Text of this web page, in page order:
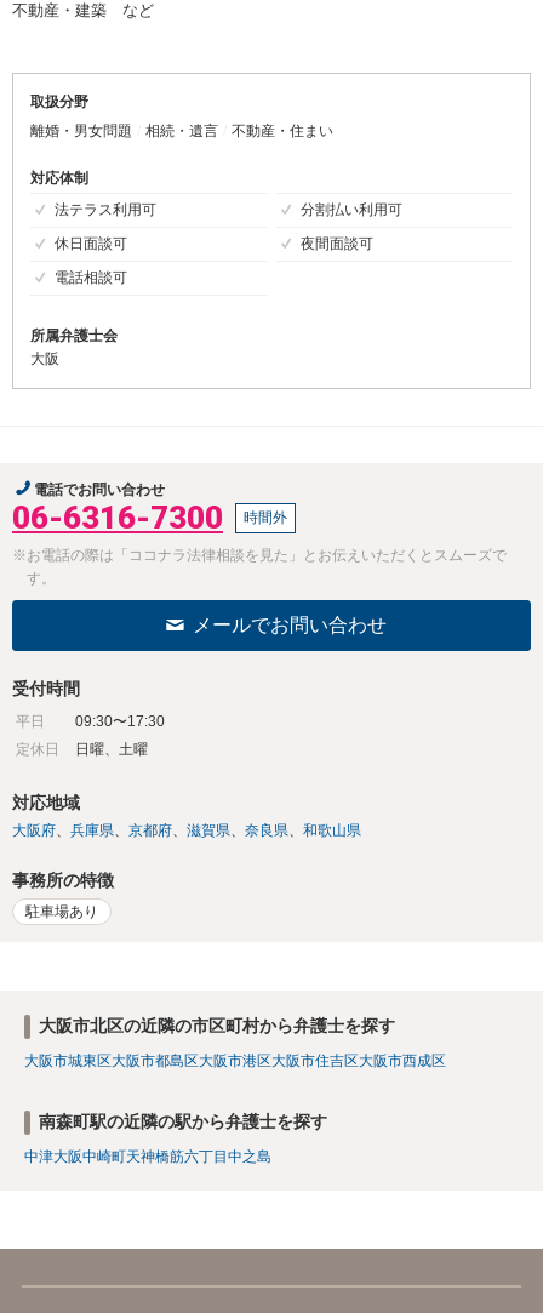
不動産・建築 など
取扱分野
離婚・男女問題
相続・遺言 不動産・住まい
対応体制
法テラス利用可
分割払い利用可
休日面談可
夜間面談可
電話相談可
所属弁護士会
大阪
電話でお問い合わせ
06-6316-7300 時間外
※お電話の際は「ココナラ法律相談を見た」とお伝えいただくとスムーズで
す。
メールでお問い合わせ
受付時間
平日
09:30〜17:30
定休日
日曜、土曜
対応地域
大阪府 兵庫県 京都府 滋賀県 奈良県 和歌山県
事務所の特徴
駐車場あり
大阪市北区の近隣の市区町村から弁護士を探す
大阪市城東区大阪市都島区大阪市港区大阪市住吉区大阪市西成区
南森町駅の近隣の駅から弁護士を探す
中津大阪中崎町天神橋筋六丁目 中之島